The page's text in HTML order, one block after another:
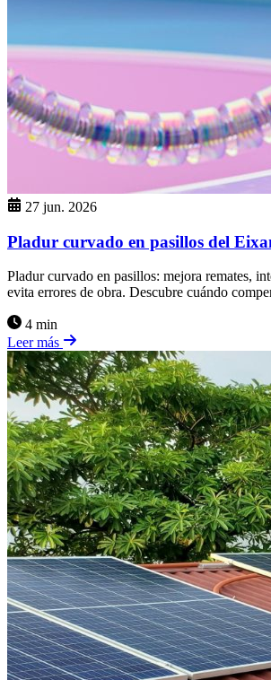
27 jun. 2026
Pladur curvado en pasillos del
Pladur curvado en pasillos: mejora remates,
evita errores de obra. Descubre cuándo
4 min
Leer más